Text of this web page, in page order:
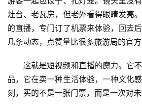
灶台、老瓦房，但老外看得眼睛发亮
的直播，专门订了机票来体验，回去
几条动态，点赞量比很多旅游局的官方
这就是短视频和直播的魔力。它
品，它在卖一种生活体验，一种文化
刻，买的不是一张门票，而是一次对未